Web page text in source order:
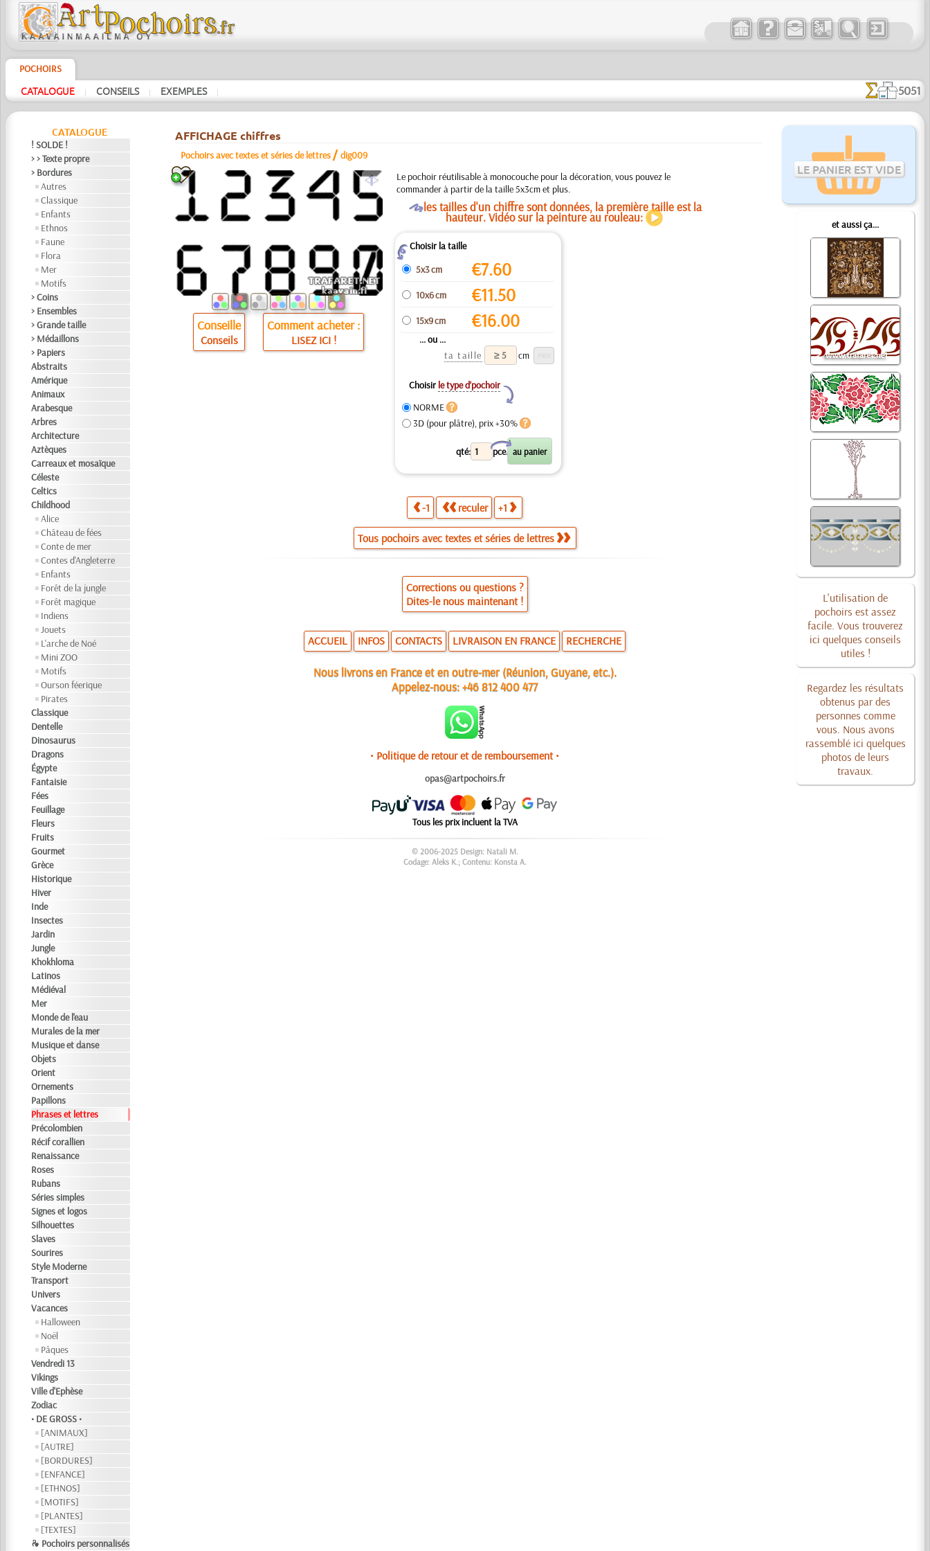
POCHOIRS
CATALOGUE | CONSEILS | EXEMPLES | 5051
CATALOGUE
! SOLDE !
> > Texte propre
> Bordures
Autres
Classique
Enfants
Ethnos
Faune
Flora
Mer
Motifs
> Coins
> Ensembles
> Grande taille
> Médaillons
> Papiers
Abstraits
Amérique
Animaux
Arabesque
Arbres
Architecture
Aztèques
Carreaux et mosaïque
Céleste
Celtics
Childhood
Alice
Château de fées
Conte de mer
Contes d'Angleterre
Enfants
Forêt de la jungle
Forêt magique
Indiens
Jouets
L'arche de Noé
Mini ZOO
Motifs
Ourson féerique
Pirates
Classique
Dentelle
Dinosaurus
Dragons
Égypte
Fantaisie
Fées
Feuillage
Fleurs
Fruits
Gourmet
Grèce
Historique
Hiver
Inde
Insectes
Jardin
Jungle
Khokhloma
Latinos
Médiéval
Mer
Monde de l'eau
Murales de la mer
Musique et danse
Objets
Orient
Ornements
Papillons
Phrases et lettres
Précolombien
Récif corallien
Renaissance
Roses
Rubans
Séries simples
Signes et logos
Silhouettes
Slaves
Sourires
Style Moderne
Transport
Univers
Vacances
Halloween
Noël
Pâques
Vendredi 13
Vikings
Ville d'Ephèse
Zodiac
• DE GROSS •
[ANIMAUX]
[AUTRE]
[BORDURES]
[ENFANCE]
[ETHNOS]
[MOTIFS]
[PLANTES]
[TEXTES]
❧ Pochoirs personnalisés
LE PANIER EST VIDE
et aussi ça...
L'utilisation de
pochoirs est assez
facile. Vous trouverez
ici quelques conseils
utiles !
Regardez les résultats
obtenus par des
personnes comme
vous. Nous avons
rassemblé ici quelques
photos de leurs
travaux.
AFFICHAGE chiffres
Pochoirs avec textes et séries de lettres /dig009
a
Conseille
Conseils
Comment acheter :
LISEZ ICI !
Le pochoir réutilisable à monocouche pour la décoration, vous pouvez le
commander à partir de la taille 5x3cm et plus.
Oles tailles d'un chiffre sont données, la première taille est la
hauteur. Vidéo sur la peinture au rouleau:
ZChoisir la taille
5x3 cm
€7.60
10x6 cm €11.50
15x9 cm €16.00
... ou ...
ta taille
cm
Choisir le type d’pochoir
Y
NORME
3D (pour plâtre), prix +30%
qté: pce.
X
-1 reculer +1
Tous pochoirs avec textes et séries de lettres
Corrections ou questions ?
Dites-le nous maintenant !
ACCUEIL INFOS CONTACTS LIVRAISON EN FRANCE RECHERCHE
Nous livrons en France et en outre-mer (Réunion, Guyane, etc.).
Appelez-nous:+46 812 400 477
• Politique de retour et de remboursement •
opas@artpochoirs.fr
Tous les prix incluent la TVA
© 2006-2025 Design: Natali M.
Codage: Aleks K.; Contenu: Konsta A.